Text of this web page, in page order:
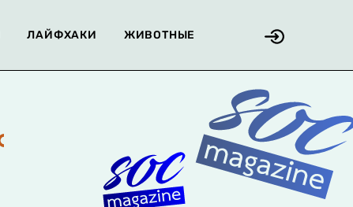
ЛАЙФХАКИ ЖИВОТНЫЕ